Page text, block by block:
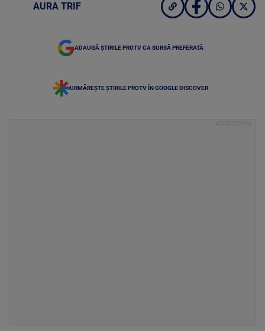
AURA TRIF
ADAUGĂ ȘTIRILE PROTV CA SURSĂ PREFERATĂ
URMĂREȘTE ȘTIRILE PROTV ÎN GOOGLE DISCOVER